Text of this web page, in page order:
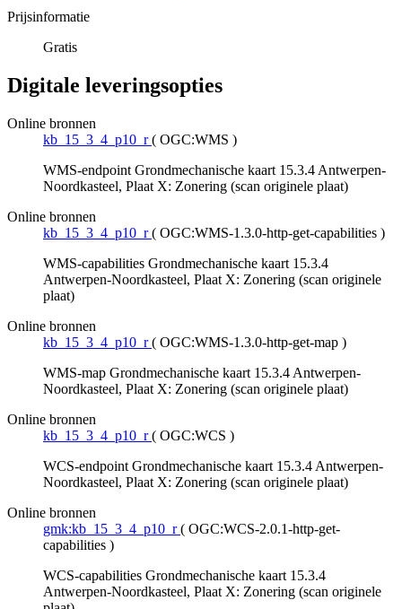
Prijsinformatie
Gratis
Digitale leveringsopties
Online bronnen
kb_15_3_4_p10_r ( OGC:WMS )
WMS-endpoint Grondmechanische kaart 15.3.4 Antwerpen-
Noordkasteel, Plaat X: Zonering (scan originele plaat)
Online bronnen
kb_15_3_4_p10_r ( OGC:WMS-1.3.0-http-get-capabilities )
WMS-capabilities Grondmechanische kaart 15.3.4
Antwerpen-Noordkasteel, Plaat X: Zonering (scan originele
plaat)
Online bronnen
kb_15_3_4_p10_r ( OGC:WMS-1.3.0-http-get-map )
WMS-map Grondmechanische kaart 15.3.4 Antwerpen-
Noordkasteel, Plaat X: Zonering (scan originele plaat)
Online bronnen
kb_15_3_4_p10_r ( OGC:WCS )
WCS-endpoint Grondmechanische kaart 15.3.4 Antwerpen-
Noordkasteel, Plaat X: Zonering (scan originele plaat)
Online bronnen
gmk:kb_15_3_4_p10_r ( OGC:WCS-2.0.1-http-get-
capabilities )
WCS-capabilities Grondmechanische kaart 15.3.4
Antwerpen-Noordkasteel, Plaat X: Zonering (scan originele